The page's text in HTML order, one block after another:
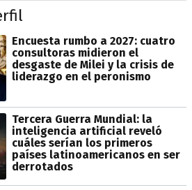
Encuesta rumbo a 2027: cuatro
consultoras midieron el
desgaste de Milei y la crisis de
liderazgo en el peronismo
Tercera Guerra Mundial: la
inteligencia artificial reveló
cuáles serían los primeros
países latinoamericanos en ser
derrotados